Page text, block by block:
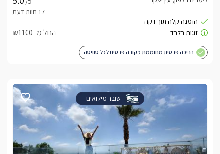
החל מ- ₪1100
בריכה פרטית מחוממת מקורה פרטית לכל סוויטה
שובר מילואים